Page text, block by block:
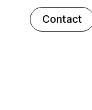
Contact